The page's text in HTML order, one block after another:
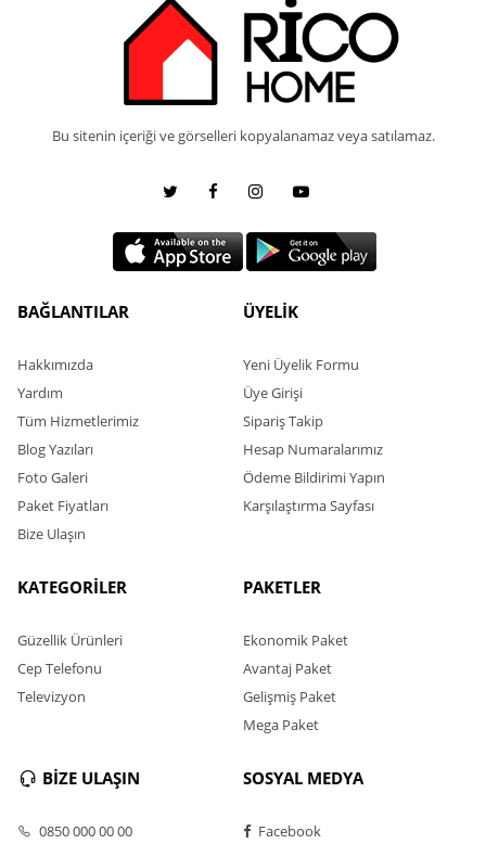
Bu sitenin içeriği ve görselleri kopyalanamaz veya satılamaz.
BAĞLANTILAR
Hakkımızda
Yardım
Tüm Hizmetlerimiz
Blog Yazıları
Foto Galeri
Paket Fiyatları
Bize Ulaşın
ÜYELİK
Yeni Üyelik Formu
Üye Girişi
Sipariş Takip
Hesap Numaralarımız
Ödeme Bildirimi Yapın
Karşılaştırma Sayfası
KATEGORİLER
Güzellik Ürünleri
Cep Telefonu
Televizyon
PAKETLER
Ekonomik Paket
Avantaj Paket
Gelişmiş Paket
Mega Paket
BİZE ULAŞIN
0850 000 00 00
SOSYAL MEDYA
Facebook